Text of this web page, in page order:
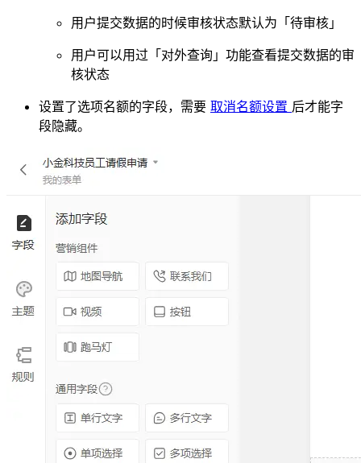
用户提交数据的时候审核状态默认为「待审核」
用户可以用过「对外查询」功能查看提交数据的审
核状态
设置了选项名额的字段，需要 取消名额设置 后才能字
段隐藏。